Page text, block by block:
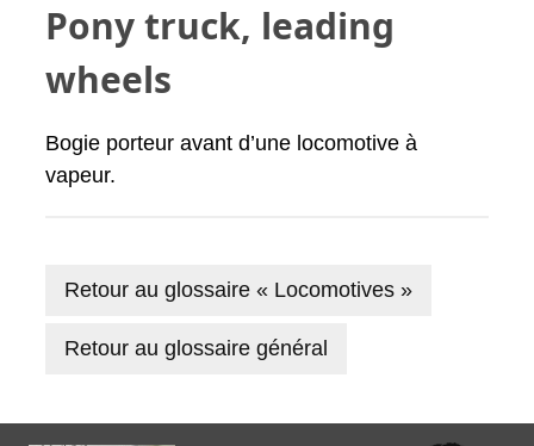
Pony truck, leading
wheels
Bogie porteur avant d’une locomotive à
vapeur.
Retour au glossaire « Locomotives »
Retour au glossaire général